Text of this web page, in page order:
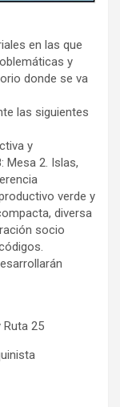
en las que
y
donde se va
las siguientes
y
Mesa 2. Islas,
verde y
diversa
socio
25